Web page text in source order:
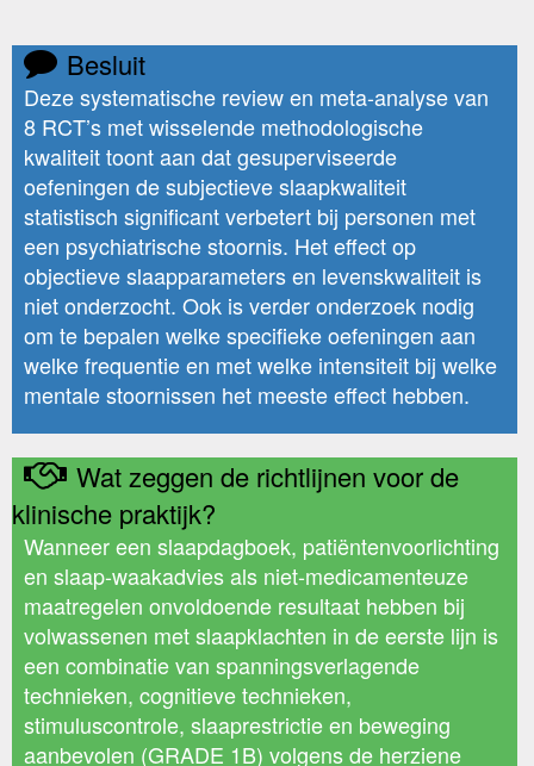
Besluit
Deze systematische review en meta-analyse van
8 RCT’s met wisselende methodologische
kwaliteit toont aan dat gesuperviseerde
oefeningen de subjectieve slaapkwaliteit
statistisch significant verbetert bij personen met
een psychiatrische stoornis. Het effect op
objectieve slaapparameters en levenskwaliteit is
niet onderzocht. Ook is verder onderzoek nodig
om te bepalen welke specifieke oefeningen aan
welke frequentie en met welke intensiteit bij welke
mentale stoornissen het meeste effect hebben.
Wat zeggen de richtlijnen voor de
klinische praktijk?
Wanneer een slaapdagboek, patiëntenvoorlichting
en slaap-waakadvies als niet-medicamenteuze
maatregelen onvoldoende resultaat hebben bij
volwassenen met slaapklachten in de eerste lijn is
een combinatie van spanningsverlagende
technieken, cognitieve technieken,
stimuluscontrole, slaaprestrictie en beweging
aanbevolen (GRADE 1B) volgens de herziene